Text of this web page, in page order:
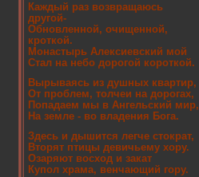
Каждый раз возвращаюсь
другой-
Обновленной, очищенной,
кроткой.
Монастырь Алексиевский мой
Стал на небо дорогой короткой.
Вырываясь из душных квартир,
От проблем, толчеи на дорогах,
Попадаем мы в Ангельский мир,
На земле - во владения Бога.
Здесь и дышится легче стократ,
Вторят птицы девичьему хору.
Озаряют восход и закат
Купол храма, венчающий гору.